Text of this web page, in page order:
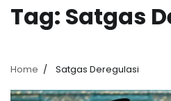
Tag: Satgas
Home Satgas Deregulasi